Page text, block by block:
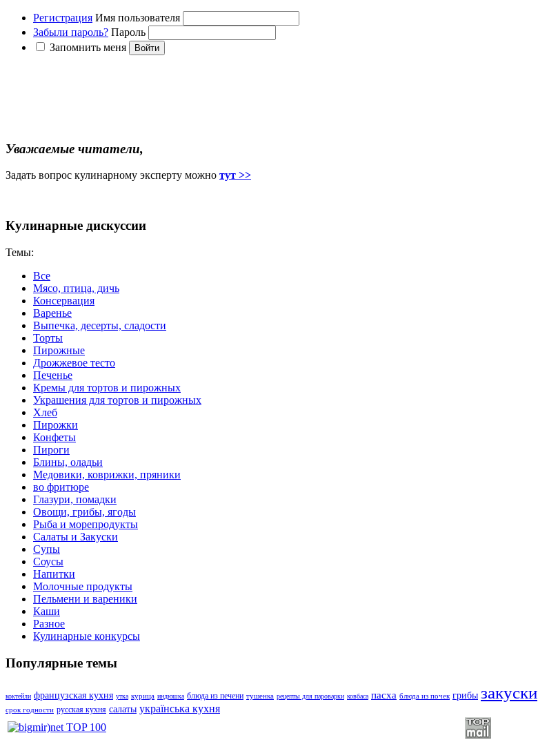
Регистрация Имя пользователя
Забыли пароль? Пароль
Запомнить меня
Уважаемые читатели,
Задать вопрос кулинарному эксперту можно тут >>
Кулинарные дискуссии
Темы:
Все
Мясо, птица, дичь
Консервация
Варенье
Выпечка, десерты, сладости
Торты
Пирожные
Дрожжевое тесто
Печенье
Кремы для тортов и пирожных
Украшения для тортов и пирожных
Хлеб
Пирожки
Конфеты
Пироги
Блины, оладьи
Медовики, коврижки, пряники
во фритюре
Глазури, помадки
Овощи, грибы, ягоды
Рыба и морепродукты
Салаты и Закуски
Супы
Соусы
Напитки
Молочные продукты
Пельмени и вареники
Каши
Разное
Кулинарные конкурсы
Популярные темы
коктейли французская кухня утка курица индюшка блюда из печени тушенка рецепты для пароварки ковбаса пасха блюда из почек грибы закуски
срок годности русская кухня салаты українська кухня